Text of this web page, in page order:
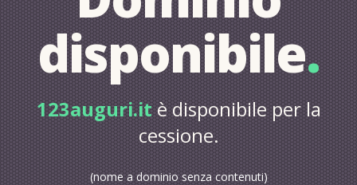
disponibile.
123auguri.itè disponibile per la
cessione.
(nome a dominio senza contenuti)